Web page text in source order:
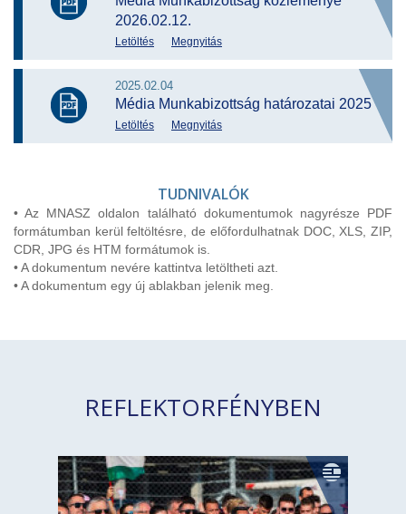
2026.02.12.
Letöltés Megnyitás
2025.02.04
Média Munkabizottság határozatai 2025
Letöltés Megnyitás
TUDNIVALÓK
• Az MNASZ oldalon található dokumentumok nagyrésze PDF
formátumban kerül feltöltésre, de előfordulhatnak DOC, XLS, ZIP,
CDR, JPG és HTM formátumok is.
• A dokumentum nevére kattintva letöltheti azt.
• A dokumentum egy új ablakban jelenik meg.
REFLEKTORFÉNYBEN